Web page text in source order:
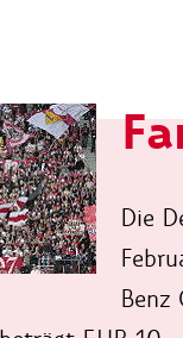
Die
Benz